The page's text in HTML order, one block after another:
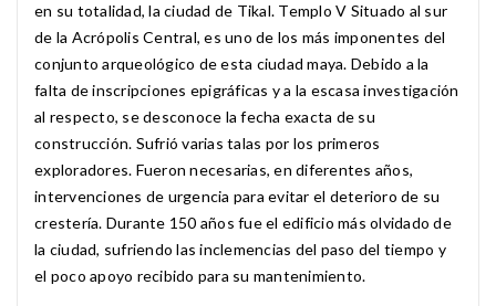
en su totalidad, la ciudad de Tikal. Templo V Situado al sur
de la Acrópolis Central, es uno de los más imponentes del
conjunto arqueológico de esta ciudad maya. Debido a la
falta de inscripciones epigráficas y a la escasa investigación
al respecto, se desconoce la fecha exacta de su
construcción. Sufrió varias talas por los primeros
exploradores. Fueron necesarias, en diferentes años,
intervenciones de urgencia para evitar el deterioro de su
crestería. Durante 150 años fue el edificio más olvidado de
la ciudad, sufriendo las inclemencias del paso del tiempo y
el poco apoyo recibido para su mantenimiento.